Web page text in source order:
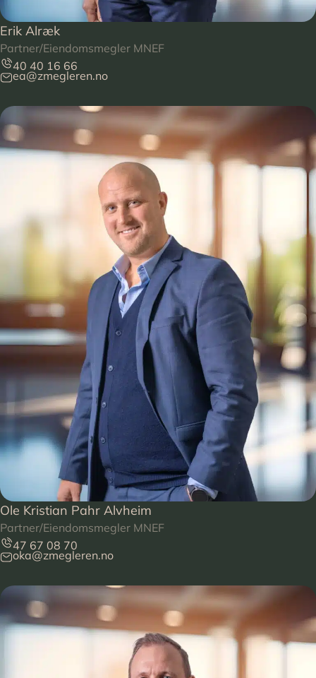
Erik Alræk
Partner/Eiendomsmegler MNEF
40 40 16 66
ea@zmegleren.no
Ole Kristian Pahr Alvheim
Partner/Eiendomsmegler MNEF
47 67 08 70
oka@zmegleren.no